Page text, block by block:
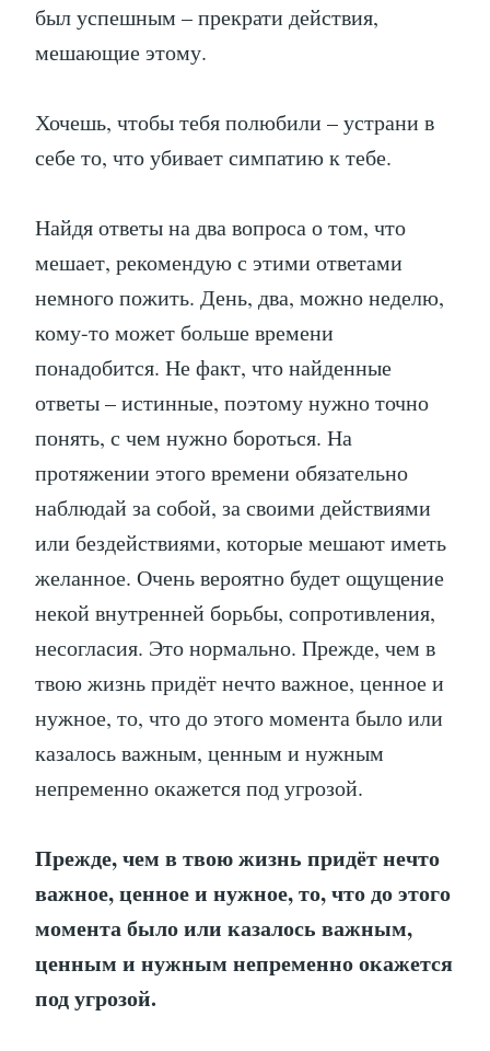
был успешным – прекрати действия,
мешающие этому.
Хочешь, чтобы тебя полюбили – устрани в
себе то, что убивает симпатию к тебе.
Найдя ответы на два вопроса о том, что
мешает, рекомендую с этими ответами
немного пожить. День, два, можно неделю,
кому-то может больше времени
понадобится. Не факт, что найденные
ответы – истинные, поэтому нужно точно
понять, с чем нужно бороться. На
протяжении этого времени обязательно
наблюдай за собой, за своими действиями
или бездействиями, которые мешают иметь
желанное. Очень вероятно будет ощущение
некой внутренней борьбы, сопротивления,
несогласия. Это нормально. Прежде, чем в
твою жизнь придёт нечто важное, ценное и
нужное, то, что до этого момента было или
казалось важным, ценным и нужным
непременно окажется под угрозой.
Прежде, чем в твою жизнь придёт нечто
важное, ценное и нужное, то, что до этого
момента было или казалось важным,
ценным и нужным непременно окажется
под угрозой.